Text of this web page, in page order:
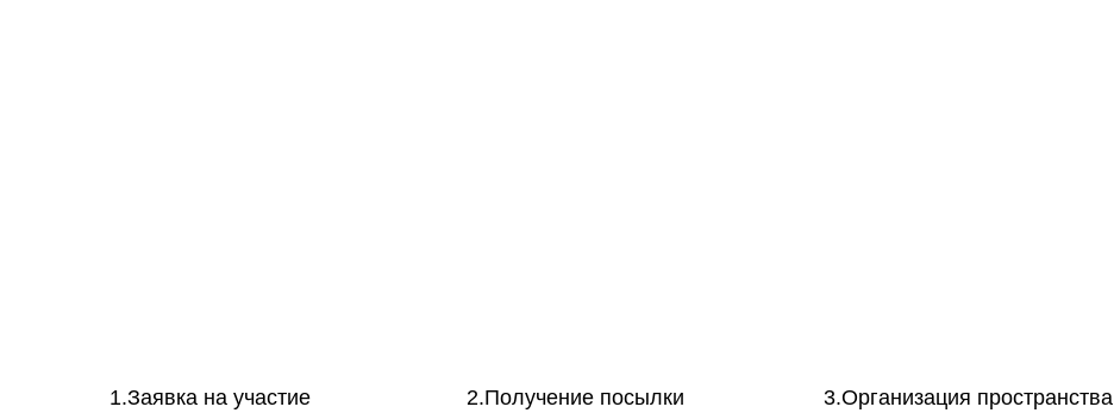
1.Заявка на участие 2.Получение посылки 3.Организация пространства